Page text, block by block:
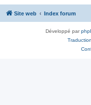
Site web Index forum
Développé par